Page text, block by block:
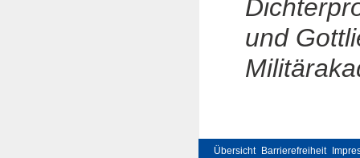
und
Übersicht Barrierefreiheit